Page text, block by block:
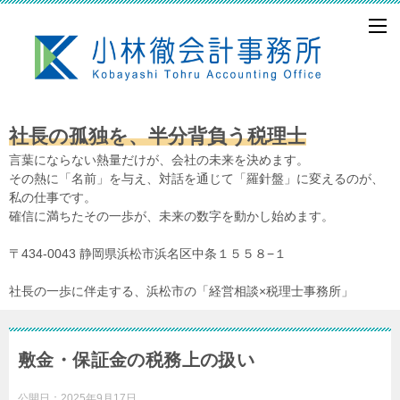
社長の孤独を、半分背負う税理士
言葉にならない熱量だけが、会社の未来を決めます。
その熱に「名前」を与え、対話を通じて「羅針盤」に変えるのが、
私の仕事です。
確信に満ちたその一歩が、未来の数字を動かし始めます。
〒434-0043 静岡県浜松市浜名区中条１５５８−１
社長の一歩に伴走する、浜松市の「経営相談×税理士事務所」
敷金・保証金の税務上の扱い